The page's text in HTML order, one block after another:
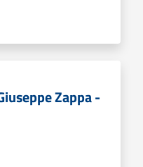
Zappa -